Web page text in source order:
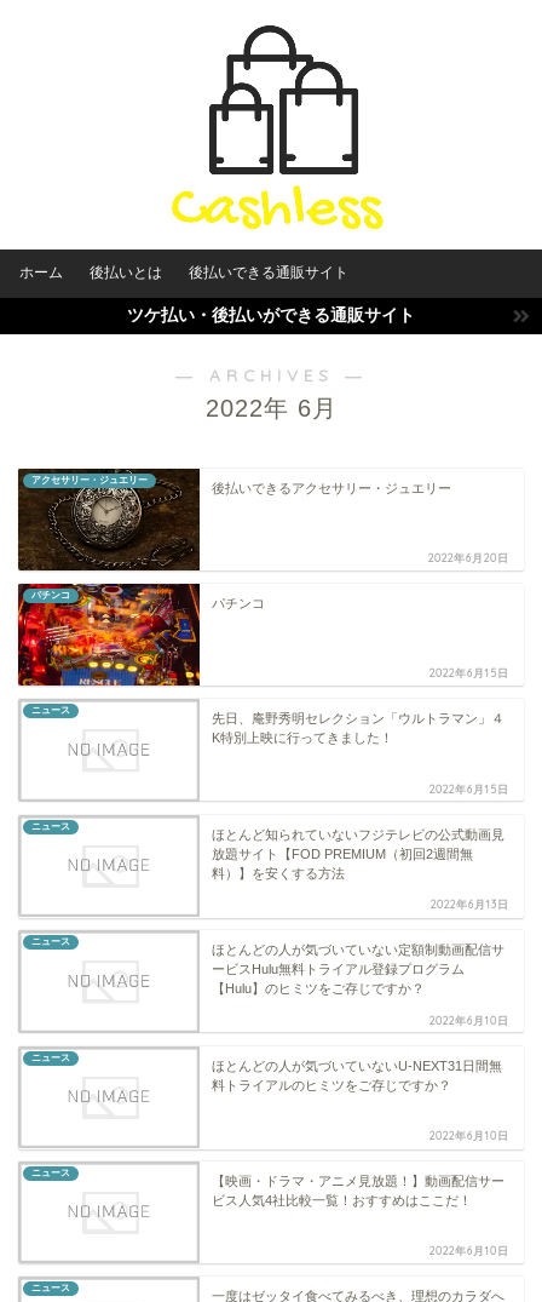
ホーム 後払いとは 後払いできる通販サイト
ツケ払い・後払いができる通販サイト
― ARCHIVES ―
2022年 6月
アクセサリー・ジュエリー
後払いできるアクセサリー・ジュエリー
2022年6月20日
パチンコ
パチンコ
2022年6月15日
ニュース
先日、庵野秀明セレクション「ウルトラマン」４
K特別上映に行ってきました！
2022年6月15日
ニュース
ほとんど知られていないフジテレビの公式動画見
放題サイト【FOD PREMIUM（初回2週間無
料）】を安くする方法
2022年6月13日
ニュース
ほとんどの人が気づいていない定額制動画配信サ
ービスHulu無料トライアル登録プログラム
【Hulu】のヒミツをご存じですか？
2022年6月10日
ニュース
ほとんどの人が気づいていないU-NEXT31日間無
料トライアルのヒミツをご存じですか？
2022年6月10日
ニュース
【映画・ドラマ・アニメ見放題！】動画配信サー
ビス人気4社比較一覧！おすすめはここだ！
2022年6月10日
ニュース
一度はゼッタイ食べてみるべき、理想のカラダへ